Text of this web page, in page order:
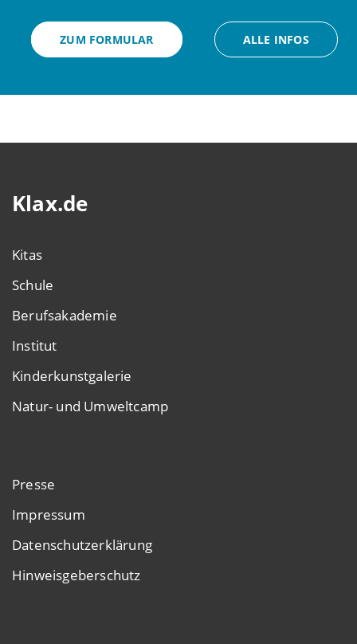
ZUM FORMULAR ALLE INFOS
Klax.de
Kitas
Schule
Berufsakademie
Institut
Kinderkunstgalerie
Natur- und Umweltcamp
Presse
Impressum
Datenschutzerklärung
Hinweisgeberschutz